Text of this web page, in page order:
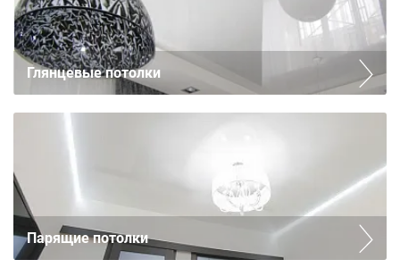
Глянцевые потолки
Парящие потолки